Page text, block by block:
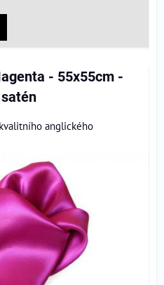
- 55x55cm -
anglického